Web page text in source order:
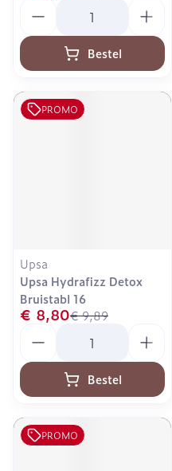
Bestel
PROMO
Upsa
Upsa Hydrafizz Detox
Bruistabl 16
€ 9,89
€ 8,80
Bestel
PROMO